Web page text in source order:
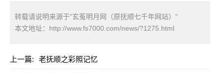
转载请说明来源于"玄菟明月网（原抚顺七千年网站）"
本文地址： http://www.fs7000.com/news/?1275.html
上一篇: 老抚顺之彩照记忆